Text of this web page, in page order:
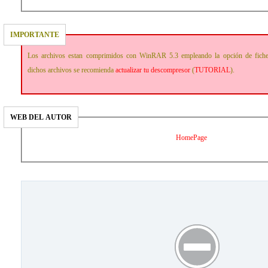
IMPORTANTE
Los archivos estan comprimidos con WinRAR 5.3 empleando la opción de
dichos archivos se recomienda actualizar tu descompresor (TUTORIAL).
WEB DEL AUTOR
HomePage